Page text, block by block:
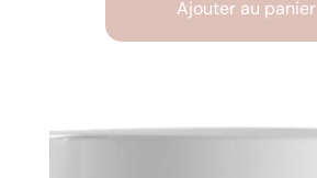
Ajouter au panier